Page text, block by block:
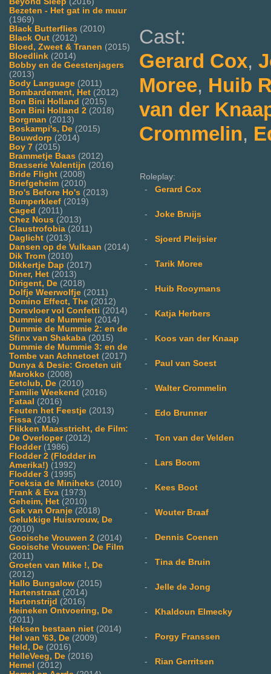
Bezeten - Het gat in de muur
(1969)
Black Butterflies (2010)
Black Out (2012)
Bloed, Zweet & Tranen (2015)
Bloedlink (2014)
Bobby en de Geestenjagers
(2013)
Body Language (2011)
Bombardement, Het (2012)
Bon Bini Holland (2015)
Bon Bini Holland 2 (2018)
Borgman (2013)
Boskampi's, De (2015)
Bouwdorp (2014)
Boy 7 (2015)
Brammetje Baas (2012)
Brasserie Valentijn (2016)
Bride Flight (2008)
Briefgeheim (2010)
Bro's Before Ho's (2013)
Bumperkleef (2019)
Caged (2011)
Chez Nous (2013)
Claustrofobia (2011)
Daglicht (2013)
Dansen op de Vulkaan (2014)
Dik Trom (2010)
Dikkertje Dap (2017)
Diner, Het (2013)
Dirigent, De (2018)
Dolfje Weerwolfje (2011)
Domino Effect, The (2012)
Dorsvloer vol Confetti (2014)
Dummie de Mummie (2014)
Dummie de Mummie 2: en de
Sfinx van Shakaba (2015)
Dummie de Mummie 3: en de
Tombe van Achnetoet (2017)
Dunya & Desie: Groeten uit
Marokko (2008)
Eetclub, De (2010)
Familie Weekend (2016)
Fataal (2016)
Feuten het Feestje (2013)
Fissa (2016)
Flikken Maasstricht, de Film:
De Overloper(2012)
Flodder(1986)
Flodder 2 (Flodder in
Amerika!) (1992)
Flodder 3 (1995)
Foeksia de Miniheks (2010)
Frank & Eva (1973)
Geheim, Het (2010)
Gek van Oranje (2018)
Gelukkige Huisvrouw, De
(2010)
Gooische Vrouwen 2 (2014)
Gooische Vrouwen: De Film
(2011)
Groeten van Mike !, De
(2012)
Hallo Bungalow (2015)
Hartenstraat (2014)
Hartenstrijd (2016)
Heineken Ontvoering, De
(2011)
Heksen bestaan niet (2014)
Hel van '63, De (2009)
Held, De (2016)
HelleVeeg, De (2016)
Hemel (2012)
Cast:
Gerard Cox,
Moree, Huib
van der
Crommelin,
Roleplay:
- Gerard Cox
- Joke Bruijs
- Sjoerd Pleijsier
- Tarik Moree
- Huib Rooymans
- Katja Herbers
- Koos van der Knaap
- Paul van Soest
- Walter Crommelin
- Edo Brunner
- Ton van der Velden
- Lars Boom
- Kees Boot
- Wouter Braaf
- Dennis Coenen
- Tina de Bruin
- Jelle de Jong
- Khaldoun Elmecky
- Porgy Franssen
- Rian Gerritsen